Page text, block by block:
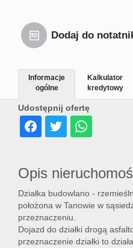
Dodaj do
Udostępnij ofertę
Informacje
ogólne
Kalkulator
kredytowy
Opis
Działka budowlano -
położona w Tanowie w
przeznaczeniu.
Dojazd do działki drogą
przeznaczenie działki to